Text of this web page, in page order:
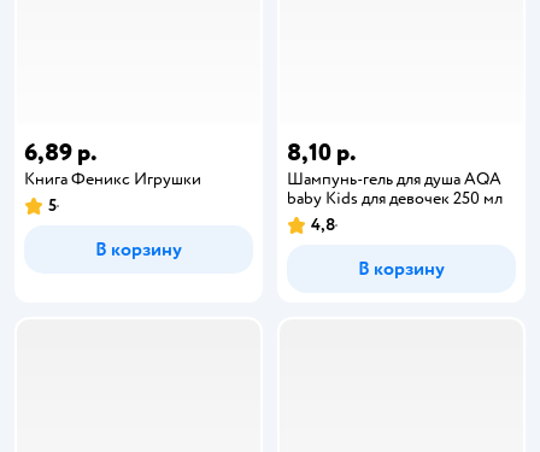
6,89 р.
Книга Феникс Игрушки
5
В корзину
8,10 р.
Шампунь-гель для душа AQA
baby Kids для девочек 250 мл
4,8
В корзину